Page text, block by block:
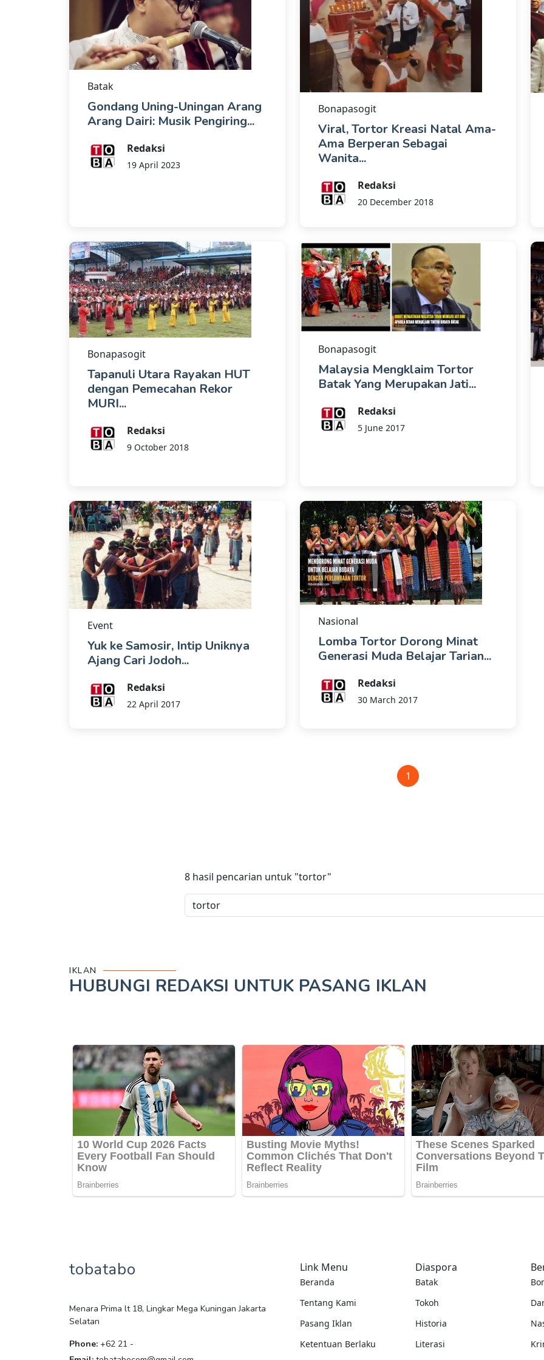
Batak
Gondang Uning-Uningan Arang
Arang Dairi: Musik Pengiring...
Redaksi
19 April 2023
Bonapasogit
Viral, Tortor Kreasi Natal Ama-
Ama Berperan Sebagai
Wanita...
Redaksi
20 December 2018
Bonapasogit
Tapanuli Utara Rayakan HUT
dengan Pemecahan Rekor
MURI...
Redaksi
9 October 2018
Bonapasogit
Malaysia Mengklaim Tortor
Batak Yang Merupakan Jati...
Redaksi
5 June 2017
Event
Yuk ke Samosir, Intip Uniknya
Ajang Cari Jodoh...
Redaksi
22 April 2017
Nasional
Lomba Tortor Dorong Minat
Generasi Muda Belajar Tarian...
Redaksi
30 March 2017
1
8 hasil pencarian untuk "tortor"
IKLAN
HUBUNGI REDAKSI UNTUK PASANG IKLAN
tobatabo
Menara Prima lt 18, Lingkar Mega Kuningan Jakarta
Selatan
Phone: +62 21 -
Link Menu
Beranda
Tentang Kami
Pasang Iklan
Ketentuan Berlaku
Diaspora
Batak
Tokoh
Historia
Literasi